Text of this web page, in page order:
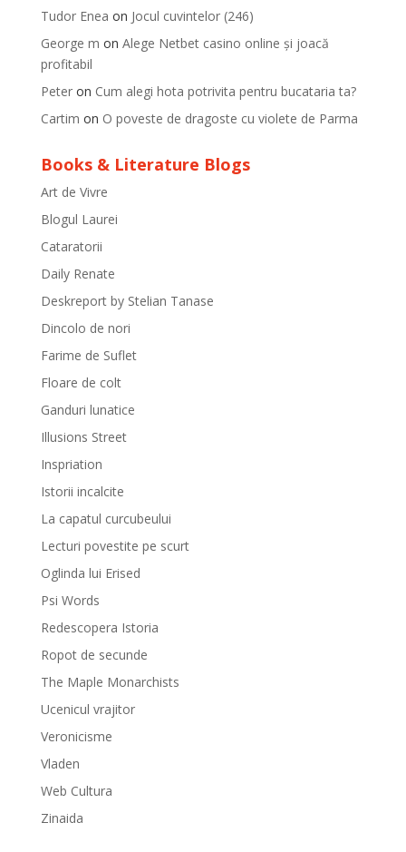
Tudor Enea on Jocul cuvintelor (246)
George m on Alege Netbet casino online și joacă
profitabil
Peteron Cum alegi hota potrivita pentru bucataria ta?
Cartim on O poveste de dragoste cu violete de Parma
Books & Literature Blogs
Art de Vivre
Blogul Laurei
Cataratorii
Daily Renate
Deskreport by Stelian Tanase
Dincolo de nori
Farime de Suflet
Floare de colt
Ganduri lunatice
Illusions Street
Inspriation
Istorii incalcite
La capatul curcubeului
Lecturi povestite pe scurt
Oglinda lui Erised
Psi Words
Redescopera Istoria
Ropot de secunde
The Maple Monarchists
Ucenicul vrajitor
Veronicisme
Vladen
Web Cultura
Zinaida